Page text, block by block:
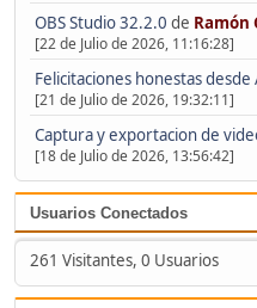
OBS Studio 32.2.0 de Ramón
[22 de Julio de 2026, 11:16:28]
Felicitaciones honestas
[21 de Julio de 2026, 19:32:11]
Captura y exportacion de
[18 de Julio de 2026, 13:56:42]
Usuarios Conectados
261 Visitantes, 0 Usuarios